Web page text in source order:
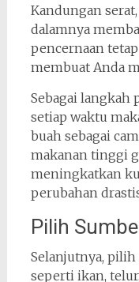
Kandungan
dalamnya
pencernaan
membuat Anda
Sebagai langkah
setiap waktu
buah sebagai
makanan tinggi
meningkatkan
perubahan
Pilih
Selanjutnya,
seperti ikan,